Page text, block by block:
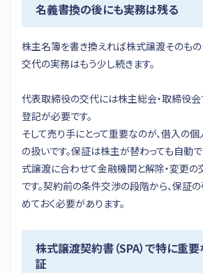
名義書換の後にも実務は残る
株主名簿を書き換えれば株式譲渡そのもの
交代の実務はもう少し続きます。
代表取締役の交代には株主総会・取締役
登記が必要です。
そして売り手にとって重要なのが、借入の個
の扱いです。保証は株主が替わっても自動
式譲渡に合わせて金融機関と解除・変更
です。契約前の条件交渉の段階から、保証
めておく必要があります。
株式譲渡契約書（SPA）で特に重
証